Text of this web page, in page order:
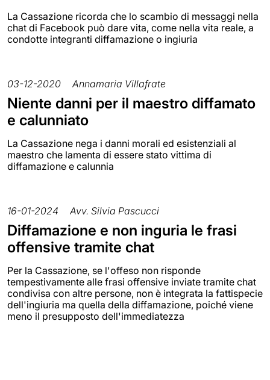
La Cassazione ricorda che lo scambio di messaggi nella
chat di Facebook può dare vita, come nella vita reale, a
condotte integranti diffamazione o ingiuria
03-12-2020 Annamaria Villafrate
Niente danni per il maestro diffamato
e calunniato
La Cassazione nega i danni morali ed esistenziali al
maestro che lamenta di essere stato vittima di
diffamazione e calunnia
16-01-2024 Avv. Silvia Pascucci
Diffamazione e non inguria le frasi
offensive tramite chat
Per la Cassazione, se l'offeso non risponde
tempestivamente alle frasi offensive inviate tramite chat
condivisa con altre persone, non è integrata la fattispecie
dell'ingiuria ma quella della diffamazione, poiché viene
meno il presupposto dell'immediatezza